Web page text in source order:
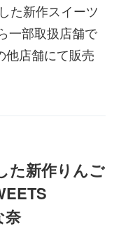
た新作スイーツ
一部取扱店舗で
他店舗にて販売
た新作りんご
奈